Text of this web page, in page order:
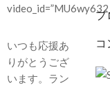
いつも応援あ
りがとうござ
います。ラン
プ
コ